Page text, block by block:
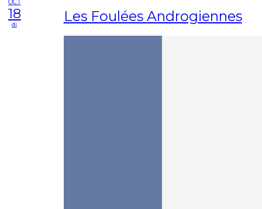
OCT
18
di Les Foulées Androgiennes